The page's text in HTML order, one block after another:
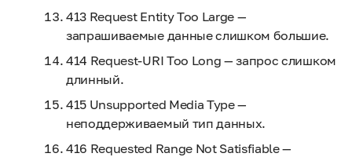
413 Request Entity Too Large —
запрашиваемые данные слишком большие.
414 Request-URI Too Long — запрос слишком
длинный.
415 Unsupported Media Type —
неподдерживаемый тип данных.
416 Requested Range Not Satisfiable —